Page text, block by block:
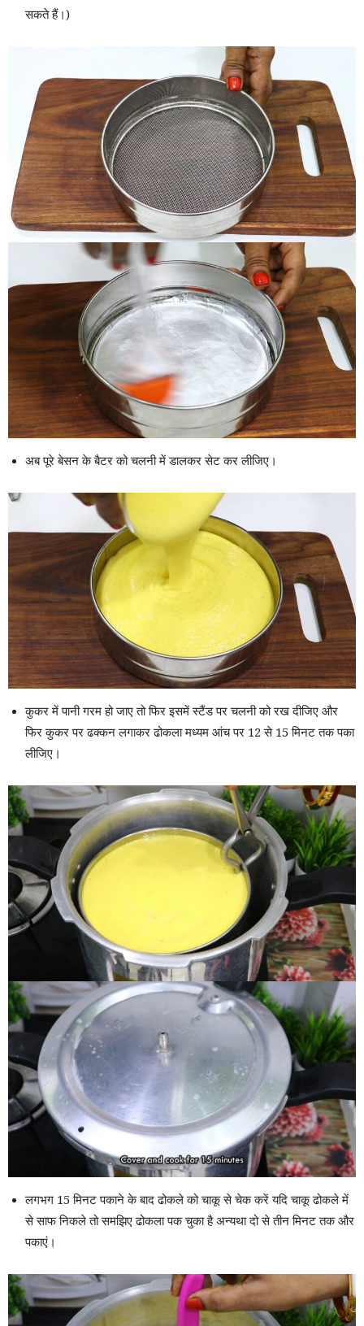
सकते हैं।)
अब पूरे बेसन के बैटर को चलनी में डालकर सेट कर लीजिए।
कुकर में पानी गरम हो जाए तो फिर इसमें स्टैंड पर चलनी को रख दीजिए और
फिर कुकर पर ढक्कन लगाकर ढोकला मध्यम आंच पर 12 से 15 मिनट तक पका
लीजिए।
लगभग 15 मिनट पकाने के बाद ढोकले को चाकू से चेक करें यदि चाकू ढोकले में
से साफ निकले तो समझिए ढोकला पक चुका है अन्यथा दो से तीन मिनट तक और
पकाएं।